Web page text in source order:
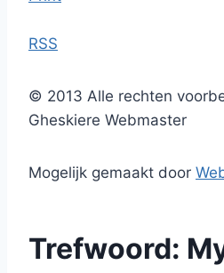
RSS
© 2013 Alle rechten
Gheskiere Webmaster
Mogelijk gemaakt door
Trefwoord: